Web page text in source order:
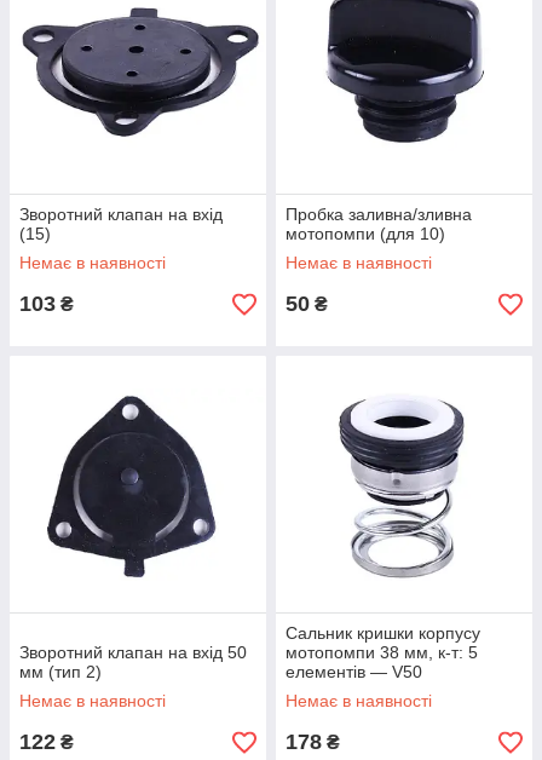
Зворотний клапан на вхід
(15)
Немає в наявності
103 ₴
Пробка заливна/зливна
мотопомпи (для 10)
Немає в наявності
50 ₴
Зворотний клапан на вхід 50
мм (тип 2)
Немає в наявності
122 ₴
Сальник кришки корпусу
мотопомпи 38 мм, к-т: 5
елементів — V50
Немає в наявності
178 ₴